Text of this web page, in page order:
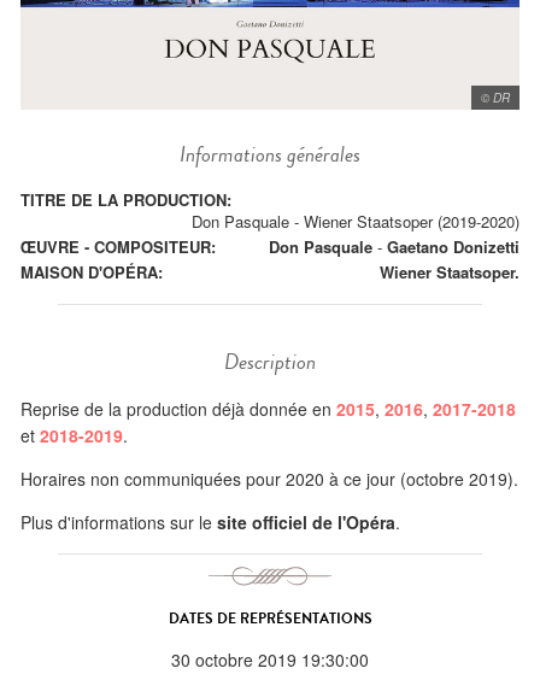
© DR
Informations générales
TITRE DE LA PRODUCTION:
Don Pasquale - Wiener Staatsoper (2019-2020)
ŒUVRE - COMPOSITEUR:
Don Pasquale - Gaetano Donizetti
MAISON D'OPÉRA:
Wiener Staatsoper.
Description
Reprise de la production déjà donnée en 2015, 2016, 2017-2018
et 2018-2019.
Horaires non communiquées pour 2020 à ce jour (octobre 2019).
Plus d'informations sur le site officiel de l'Opéra.
DATES DE REPRÉSENTATIONS
30 octobre 2019 19:30:00